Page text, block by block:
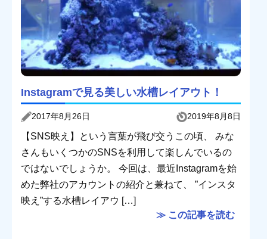
Instagramで見る美しい水槽レイアウト！
2017年8月26日 2019年8月8日
【SNS映え】という言葉が飛び交うこの頃、 みな
さんもいくつかのSNSを利用して楽しんでいるの
ではないでしょうか。 今回は、最近Instagramを始
めた弊社のアカウントの紹介と兼ねて、 ”インスタ
映え”する水槽レイアウ […]
≫ この記事を読む